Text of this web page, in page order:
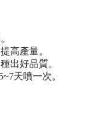
高產量。
出好品質。
天噴一次。